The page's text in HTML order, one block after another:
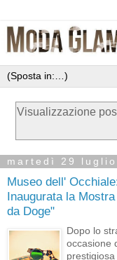
Visualizzazione
martedì 29 luglio
Museo dell'
Inaugurata la
da Doge"
Dopo lo
occasione